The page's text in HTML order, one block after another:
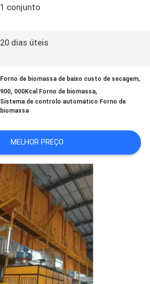
1 conjunto
20 dias úteis
Forno de biomassa de baixo custo de secagem,
900, 000Kcal Forno de biomassa,
Sistema de controlo automático Forno de
biomassa
MELHOR PREÇO